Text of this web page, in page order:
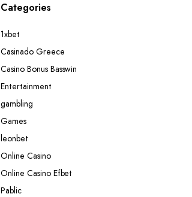
Categories
1xbet
Casinado Greece
Casino Bonus Basswin
Entertainment
gambling
Games
leonbet
Online Casino
Online Casino Efbet
Pablic